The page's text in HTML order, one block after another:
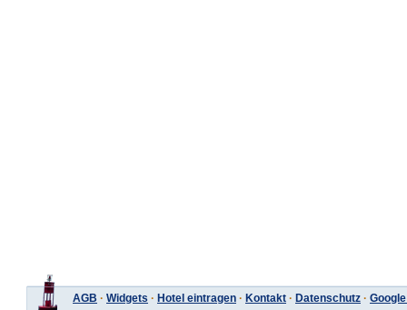
AGB · Widgets · Hotel eintragen · Kontakt · Datenschutz ·